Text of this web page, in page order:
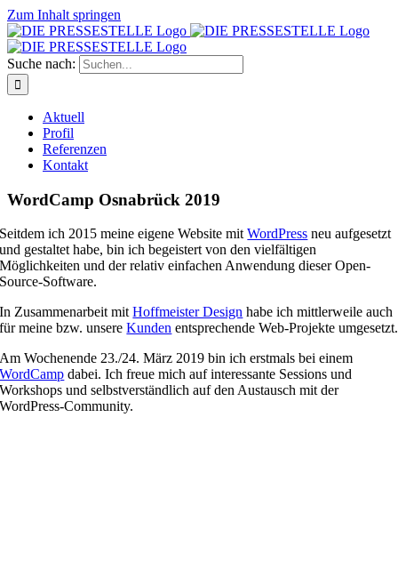
Zum Inhalt springen
Suche nach:
Aktuell
Profil
Referenzen
Kontakt
WordCamp Osnabrück 2019
Seitdem ich 2015 meine eigene Website mitWordPress neu aufgesetzt
und gestaltet habe, bin ich begeistert von den vielfältigen
Möglichkeiten und der relativ einfachen Anwendung dieser Open-
Source-Software.
In Zusammenarbeit mitHoffmeister Design habe ich mittlerweile auch
für meine bzw. unsereKunden entsprechende Web-Projekte umgesetzt.
Am Wochenende 23./24. März 2019 bin ich erstmals bei einem
WordCamp dabei. Ich freue mich auf interessante Sessions und
Workshops und selbstverständlich auf den Austausch mit der
WordPress-Community.